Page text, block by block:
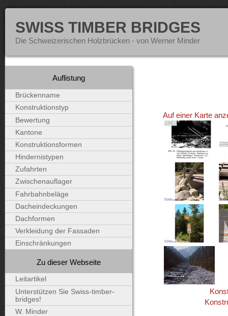
SWISS TIMBER BRIDGES
Die Schweizerischen Holzbrücken - von Werner Minder
Auf einer Karte
Auflistung
Brückenname
Konstruktionstyp
Bewertung
Kantone
Konstruktionsformen
Hindernistypen
Zufahrten
Zwischenauflager
Fahrbahnbeläge
Dacheindeckungen
Dachformen
Verkleidung der Fassaden
Einschränkungen
Zu dieser Webseite
Leitartikel
Unterstützen Sie Swiss-timber-
bridges!
W. Minder